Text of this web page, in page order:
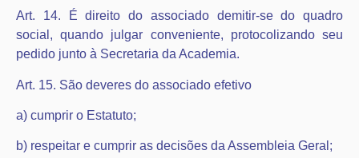
Art. 14. É direito do associado demitir-se do quadro
social, quando julgar conveniente, protocolizando seu
pedido junto à Secretaria da Academia.
Art. 15. São deveres do associado efetivo
a) cumprir o Estatuto;
b) respeitar e cumprir as decisões da Assembleia Geral;